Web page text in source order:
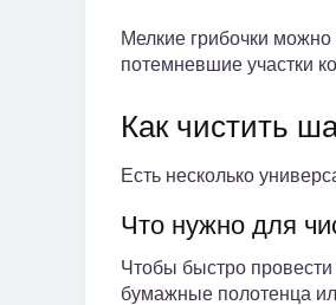
Мелкие грибочки
потемневшие участки
Как чистить
Есть несколько
Что нужно для
Чтобы быстро
бумажные полотенца